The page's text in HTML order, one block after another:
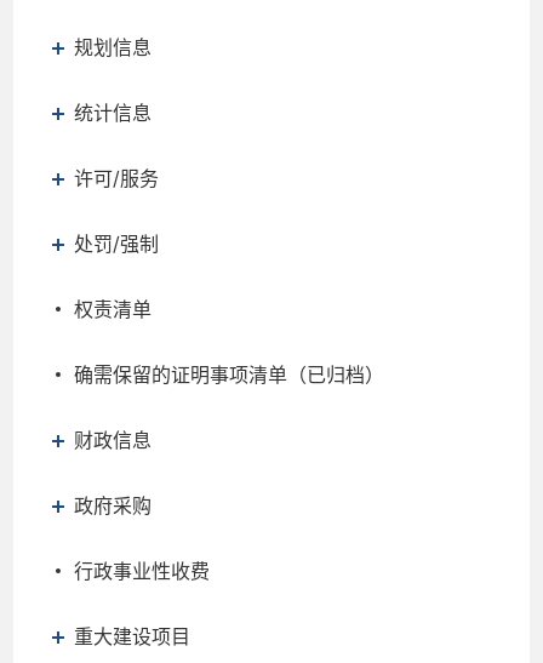
规划信息
统计信息
许可/服务
处罚/强制
权责清单
确需保留的证明事项清单（已归档）
财政信息
政府采购
行政事业性收费
重大建设项目